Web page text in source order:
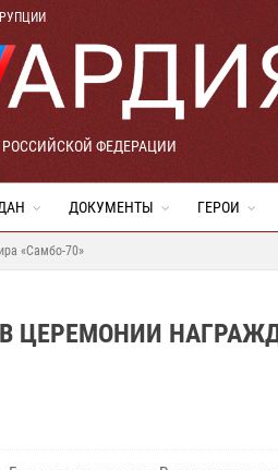
ФЕДЕРАЦИИ
ДОКУМЕНТЫ ГЕРОИ
«Самбо-70»
ЦЕРЕМОНИИ